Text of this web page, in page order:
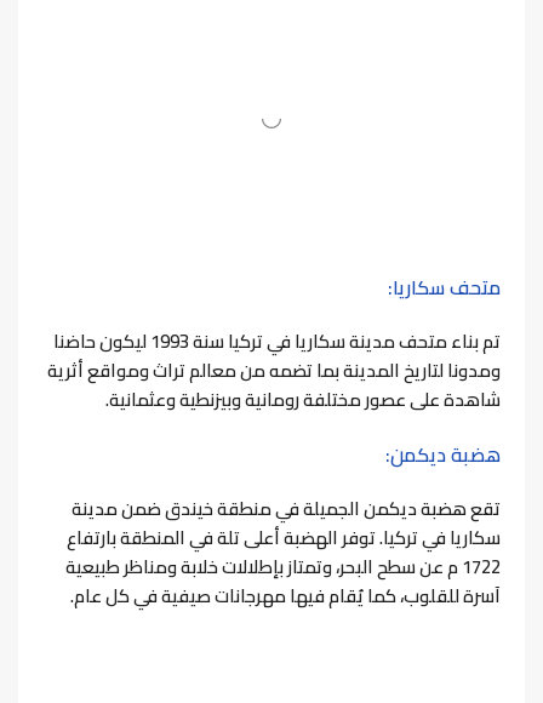
متحف سكاريا:
تم بناء متحف مدينة سكاريا في تركيا سنة 1993 ليكون حاضنا
ومدونا لتاريخ المدينة بما تضمه من معالم تراث ومواقع أثرية
شاهدة على عصور مختلفة رومانية وبيزنطية وعثمانية.
هضبة ديكمن:
تقع هضبة ديكمن الجميلة في منطقة خيندق ضمن مدينة
سكاريا في تركيا.توفر الهضبة أعلى تلة في المنطقة بارتفاع
1722 م عن سطح البحر، وتمتاز بإطلالات خلابة ومناظر طبيعية
آسرة للقلوب، كما يُقام فيها مهرجانات صيفية في كل عام.